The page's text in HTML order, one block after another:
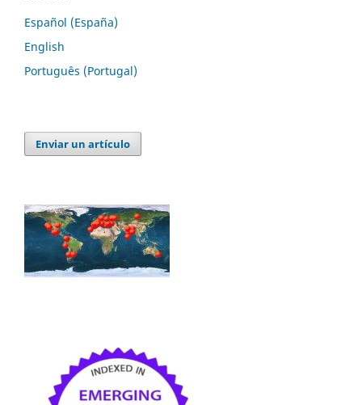
Español (España)
English
Português (Portugal)
Enviar un artículo